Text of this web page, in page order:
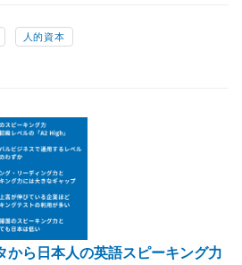
人的資本
から日本人の英語スピーキング力